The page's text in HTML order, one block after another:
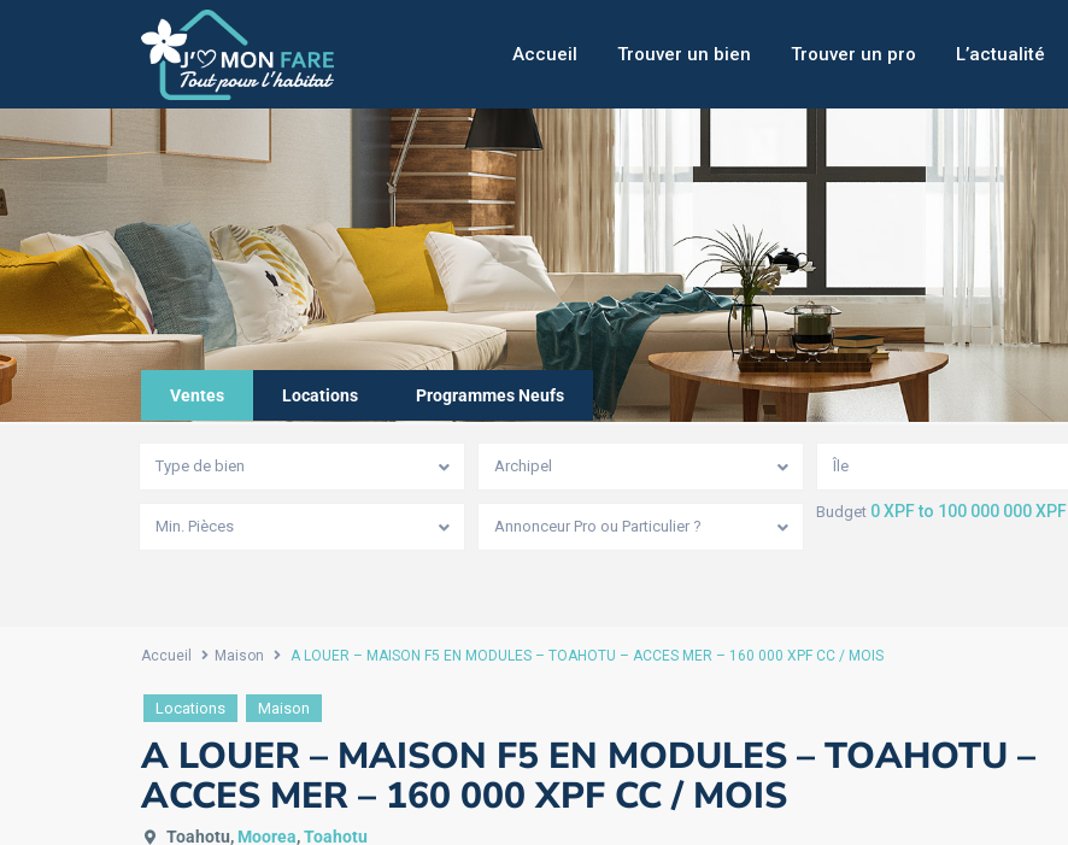
Accueil Trouver un bien Trouver un pro L’actualité
Ventes Locations Programmes Neufs
Type de bien Archipel Île
Min. Pièces Annonceur Pro ou Particulier ?
Budget 0 XPF to 100 000 000 XPF
Accueil Maison A LOUER – MAISON F5 EN MODULES – TOAHOTU – ACCES MER – 160 000 XPF CC / MOIS
Locations Maison
A LOUER – MAISON F5 EN MODULES – TOAHOTU –
ACCES MER – 160 000 XPF CC / MOIS
Toahotu, Moorea,Toahotu